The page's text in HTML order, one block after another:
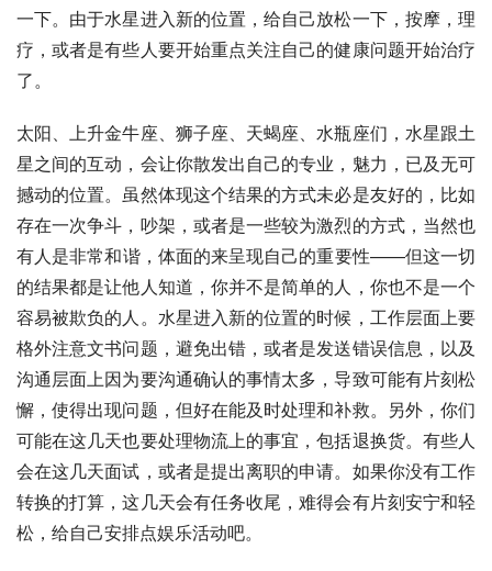
一下。由于水星进入新的位置，给自己放松一下，按摩，理
疗，或者是有些人要开始重点关注自己的健康问题开始治疗
了。
太阳、上升金牛座、 狮子座、天蝎座、水瓶座们，水星跟土
星之间的互动，会让你散发出自己的专业，魅力，已及无可
撼动的位置。虽然体现这个结果的方式未必是友好的，比如
存在一次争斗，吵架，或者是一些较为激烈的方式，当然也
有人是非常和谐，体面的来呈现自己的重要性——但这一切
的结果都是让他人知道，你并不是简单的人，你也不是一个
容易被欺负的人。水星进入新的位置的时候，工作层面上要
格外注意文书问题，避免出错，或者是发送错误信息，以及
沟通层面上因为要沟通确认的事情太多，导致可能有片刻松
懈，使得出现问题，但好在能及时处理和补救。另外，你们
可能在这几天也要处理物流上的事宜，包括退换货。有些人
会在这几天面试，或者是提出离职的申请。如果你没有工作
转换的打算，这几天会有任务收尾，难得会有片刻安宁和轻
松，给自己安排点娱乐活动吧。